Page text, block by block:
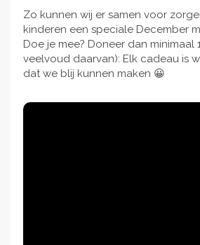
Zo kunnen wij er samen voor
kinderen een speciale December
Doe je mee? Doneer dan minimaal
veelvoud daarvan): Elk cadeau is
dat we blij kunnen maken 😀